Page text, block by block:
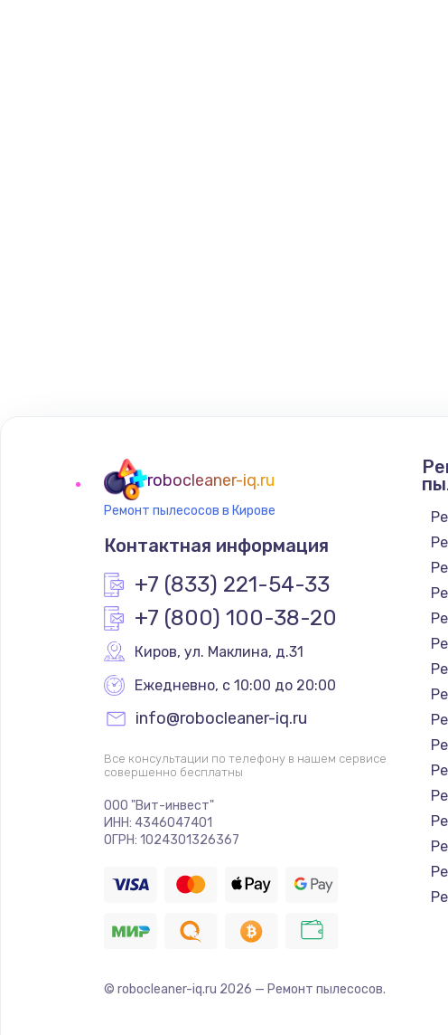
robocleaner-iq.ru
Ремонт пылесосов в Кирове
Контактная информация
+7 (833) 221-54-33
+7 (800) 100-38-20
Киров, ул. Маклина, д.31
Ежедневно, с 10:00 до 20:00
info@robocleaner-iq.ru
Все консультации по телефону в нашем сервисе
совершенно бесплатны
ООО "Вит-инвест"
ИНН: 4346047401
ОГРН: 1024301326367
© robocleaner-iq.ru 2026 — Ремонт пылесосов.